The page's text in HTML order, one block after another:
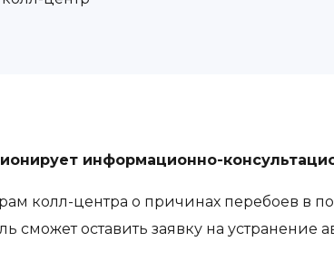
информационно-
колл-центра о причинах перебоев в
сможет оставить заявку на устранение